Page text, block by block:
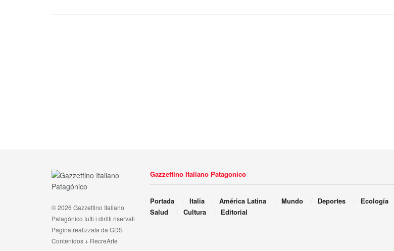
© 2026 Gazzettino Italiano
Patagónico tutti i diritti riservati
Pagina realizzata da GDS
Contenidos + RecreArte
Gazzettino Italiano Patagonico
Portada Italia América Latina Mundo Deportes Ecología
Salud
Cultura Editorial